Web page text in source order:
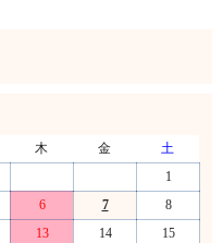
木 金
土
1
6 7
8
13 14
15